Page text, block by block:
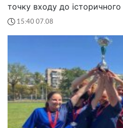
точку входу до
15:40 07.08